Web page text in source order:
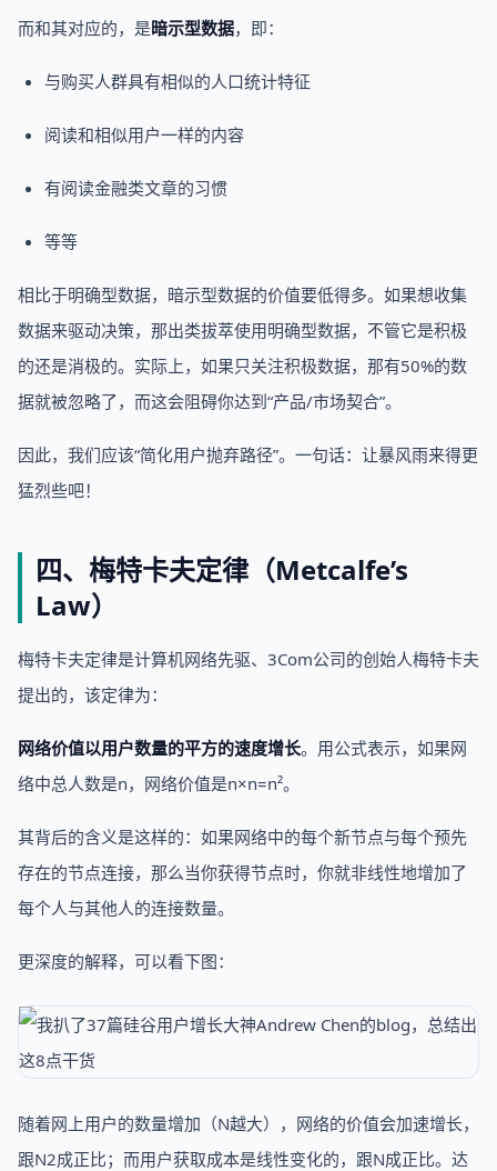
而和其对应的，是暗示型数据，即：
与购买人群具有相似的人口统计特征
阅读和相似用户一样的内容
有阅读金融类文章的习惯
等等
相比于明确型数据，暗示型数据的价值要低得多。如果想收集
数据来驱动决策，那出类拔萃使用明确型数据，不管它是积极
的还是消极的。实际上，如果只关注积极数据，那有50%的数
据就被忽略了，而这会阻碍你达到“产品/市场契合”。
因此，我们应该“简化用户抛弃路径”。一句话：让暴风雨来得更
猛烈些吧！
四、梅特卡夫定律（Metcalfe’s
Law）
梅特卡夫定律是计算机网络先驱、3Com公司的创始人梅特卡夫
提出的，该定律为：
网络价值以用户数量的平方的速度增长。用公式表示，如果网
络中总人数是n，网络价值是n×n=n²。
其背后的含义是这样的：如果网络中的每个新节点与每个预先
存在的节点连接，那么当你获得节点时，你就非线性地增加了
每个人与其他人的连接数量。
更深度的解释，可以看下图：
随着网上用户的数量增加（N越大），网络的价值会加速增长，
跟N2成正比；而用户获取成本是线性变化的，跟N成正比。达